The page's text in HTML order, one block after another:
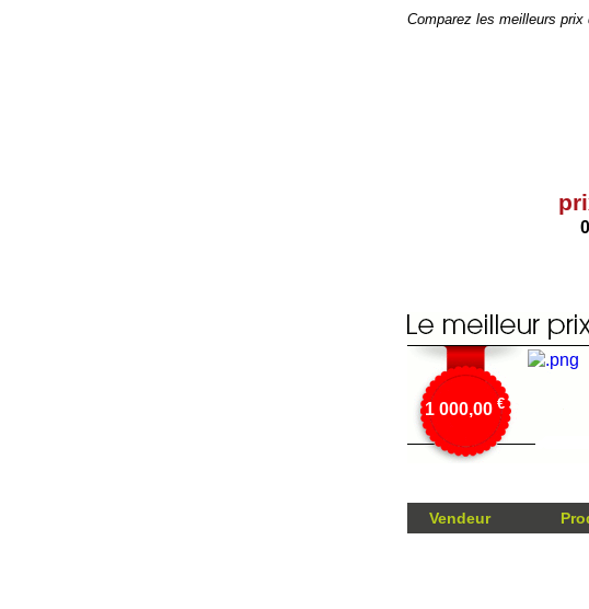
Comparez les meilleurs prix
1 000,00 €
Vendeur